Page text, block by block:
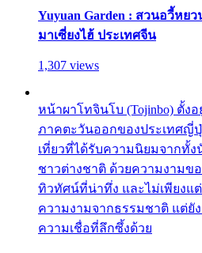
Yuyuan Garden : สวนอวี้หย
มาเซี่ยงไฮ้ ประเทศจีน
1,307 views
หน้าผาโทจินโบ (Tojinbo) ตั้ง
ภาคตะวันออกของประเทศญี่
เที่ยวที่ได้รับความนิยมจากทั้
ชาวต่างชาติ ด้วยความงามข
ทิวทัศน์ที่น่าทึ่ง และไม่เพียงแ
ความงามจากธรรมชาติ แต่ยั
ความเชื่อที่ลึกซึ้งด้วย